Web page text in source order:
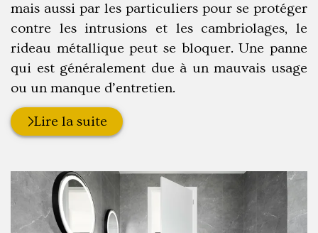
mais aussi par les particuliers pour se protéger
contre les intrusions et les cambriolages, le
rideau métallique peut se bloquer. Une panne
qui est généralement due à un mauvais usage
ou un manque d’entretien.
Lire la suite